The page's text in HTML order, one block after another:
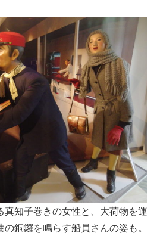
真知子巻きの女性と、大荷物を運
銅鑼を鳴らす船員さんの姿も。